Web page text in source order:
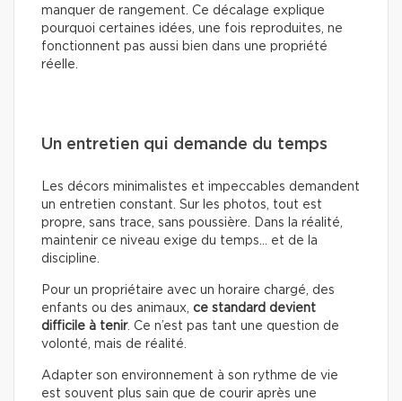
manquer de rangement. Ce décalage explique
pourquoi certaines idées, une fois reproduites, ne
fonctionnent pas aussi bien dans une propriété
réelle.
Un entretien qui demande du temps
Les décors minimalistes et impeccables demandent
un entretien constant. Sur les photos, tout est
propre, sans trace, sans poussière. Dans la réalité,
maintenir ce niveau exige du temps… et de la
discipline.
Pour un propriétaire avec un horaire chargé, des
enfants ou des animaux, ce standard devient
difficile à tenir. Ce n’est pas tant une question de
volonté, mais de réalité.
Adapter son environnement à son rythme de vie
est souvent plus sain que de courir après une